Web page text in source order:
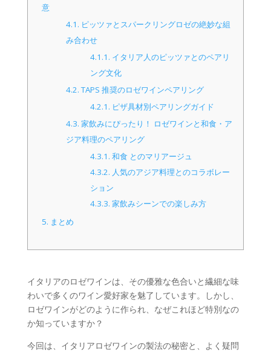
意
4.1. ピッツァとスパークリングロゼの絶妙な組
み合わせ
4.1.1. イタリア人のピッツァとのペアリ
ング文化
4.2.TAPS 推奨のロゼワインペアリング
4.2.1. ピザ具材別ペアリングガイド
4.3. 家飲みにぴったり！ ロゼワインと和食・ア
ジア料理のペアリング
4.3.1. 和食 とのマリアージュ
4.3.2. 人気のアジア料理とのコラボレー
ション
4.3.3. 家飲みシーンでの楽しみ方
5. まとめ
イタリアのロゼワインは、その優雅な色合いと繊細な味
わいで多くのワイン愛好家を魅了しています。しかし、
ロゼワインがどのように作られ、なぜこれほど特別なの
か知っていますか？
今回は、イタリアロゼワインの製法の秘密と、よく疑問